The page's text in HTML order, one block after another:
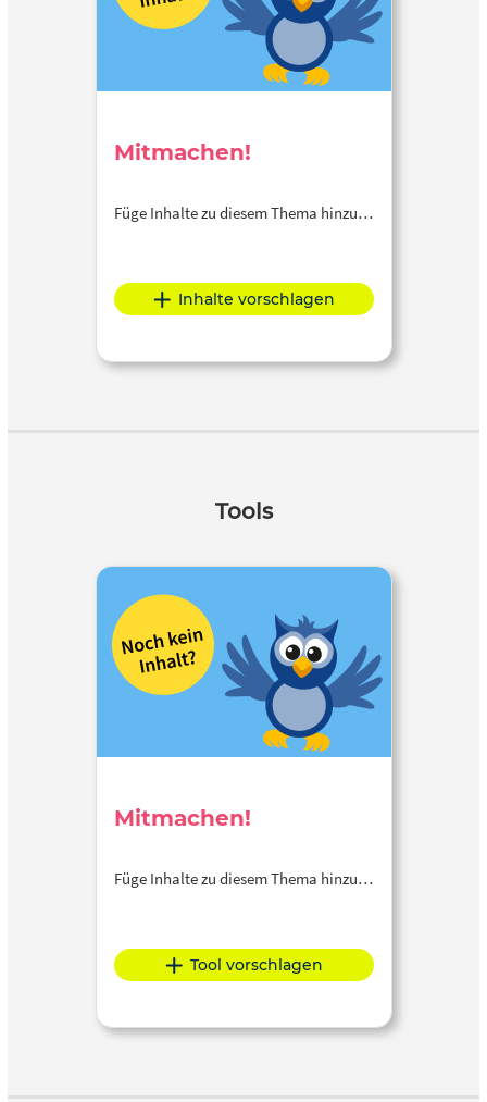
Mitmachen!
Füge Inhalte zu diesem Thema hinzu…
Inhalte vorschlagen
Tools
Mitmachen!
Füge Inhalte zu diesem Thema hinzu…
Tool vorschlagen